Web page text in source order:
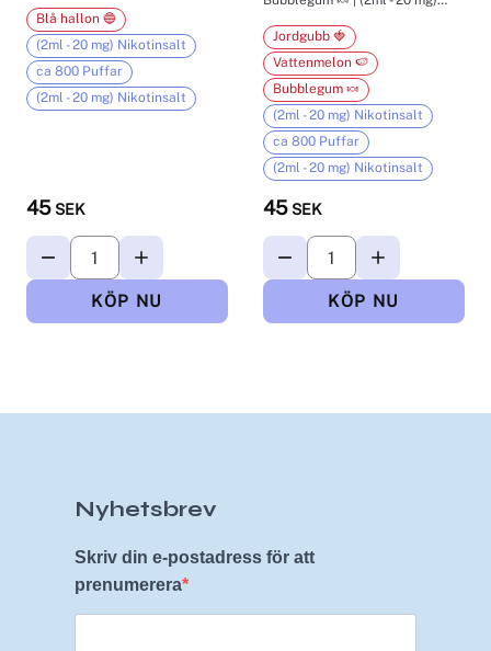
45 SEK
Blå hallon 🔵
(2ml - 20 mg) Nikotinsalt
ca 800 Puffar
(2ml - 20 mg) Nikotinsalt
45 SEK
Jordgubb 🍓
Vattenmelon 🍉
Bubblegum 🍬
(2ml - 20 mg) Nikotinsalt
ca 800 Puffar
(2ml - 20 mg) Nikotinsalt
Nyhetsbrev
Skriv din e-postadress för att
prenumerera